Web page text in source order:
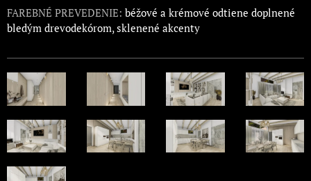
FAREBNÉ PREVEDENIE: béžové a krémové odtiene doplnené
bledým drevodekórom, sklenené akcenty